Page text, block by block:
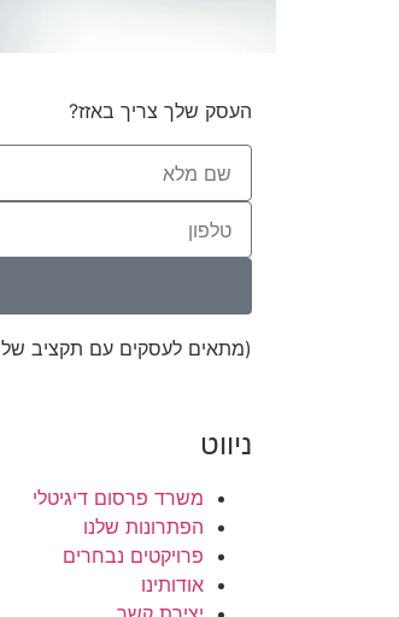
העסק שלך צריך באזז?
(מתאים לעסקים עם תקציב של 3,000 ₪ ומעלה)
ניווט
משרד פרסום דיגיטלי
הפתרונות שלנו
פרויקטים נבחרים
אודותינו